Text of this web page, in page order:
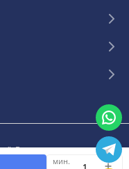
мин.
Все права защищены